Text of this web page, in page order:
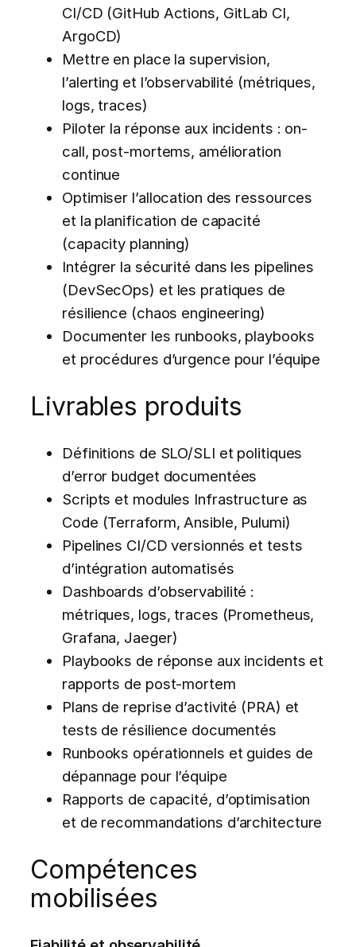
CI/CD (GitHub Actions, GitLab CI,
ArgoCD)
Mettre en place la supervision,
l’alerting et l’observabilité (métriques,
logs, traces)
Piloter la réponse aux incidents : on-
call, post-mortems, amélioration
continue
Optimiser l’allocation des ressources
et la planification de capacité
(capacity planning)
Intégrer la sécurité dans les pipelines
(DevSecOps) et les pratiques de
résilience (chaos engineering)
Documenter les runbooks, playbooks
et procédures d’urgence pour l’équipe
Livrables produits
Définitions de SLO/SLI et politiques
d’error budget documentées
Scripts et modules Infrastructure as
Code (Terraform, Ansible, Pulumi)
Pipelines CI/CD versionnés et tests
d’intégration automatisés
Dashboards d’observabilité :
métriques, logs, traces (Prometheus,
Grafana, Jaeger)
Playbooks de réponse aux incidents et
rapports de post-mortem
Plans de reprise d’activité (PRA) et
tests de résilience documentés
Runbooks opérationnels et guides de
dépannage pour l’équipe
Rapports de capacité, d’optimisation
et de recommandations d’architecture
Compétences
mobilisées